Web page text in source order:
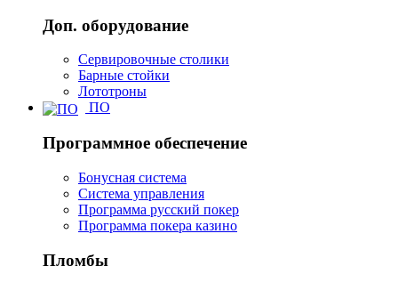
Доп. оборудование
Сервировочные столики
Барные стойки
Лототроны
ПО
Программное обеспечение
Бонусная система
Система управления
Программа русский покер
Программа покера казино
Пломбы